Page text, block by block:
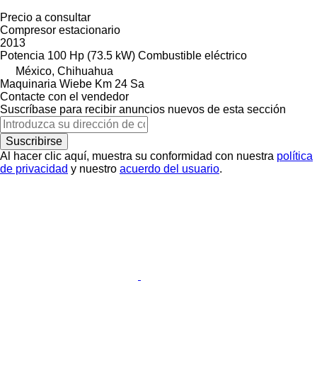
Precio a consultar
Compresor estacionario
2013
Potencia 100 Hp (73.5 kW) Combustible eléctrico
México, Chihuahua
Maquinaria Wiebe Km 24 Sa
Contacte con el vendedor
Suscríbase para recibir anuncios nuevos de esta sección
Suscribirse
Al hacer clic aquí, muestra su conformidad con nuestra política
de privacidad y nuestro acuerdo del usuario.